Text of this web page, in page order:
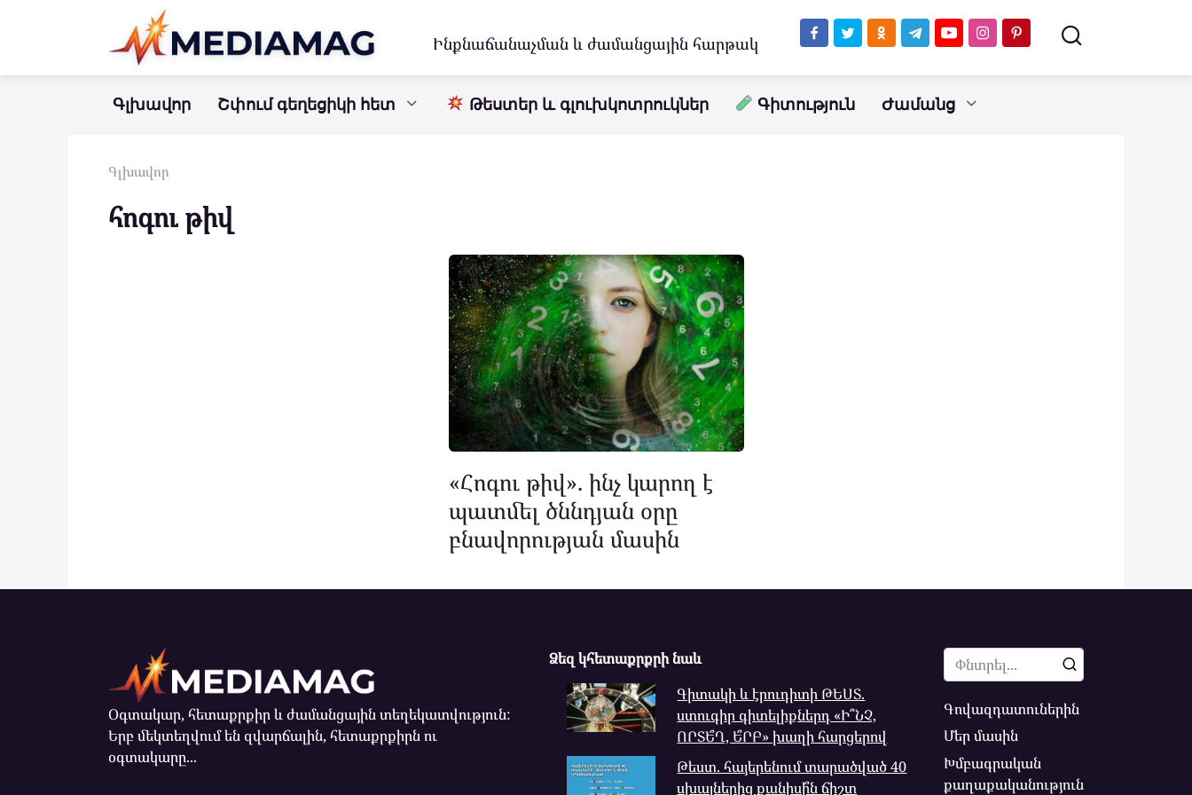
Ինքնաճանաչման և ժամանցային հարթակ
Գլխավոր Շփում գեղեցիկի հետ Թեստեր և գլուխկոտրուկներ Գիտություն Ժամանց
Գլխավոր
հոգու թիվ
«Հոգու թիվ». ինչ կարող է
պատմել ծննդյան օրը
բնավորության մասին
Օգտակար, հետաքրքիր և ժամանցային տեղեկատվություն:
Երբ մեկտեղվում են զվարճալին, հետաքրքիրն ու
օգտակարը...
Ձեզ կհետաքրքրի նաև
Գիտակի և էրուդիտի ԹԵՍՏ.
ստուգիր գիտելիքներդ «Ի՞ՆՉ,
ՈՐՏԵ՞Ղ, Ե՞ՐԲ» խաղի հարցերով
Թեստ. հայերենում տարածված 40
սխալներից քանիսի՞ն ճիշտ
Search
for:
Գովազդատուներին
Մեր մասին
Խմբագրական
քաղաքականություն